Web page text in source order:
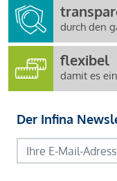
durch den
flexibel
damit es
Der Infina